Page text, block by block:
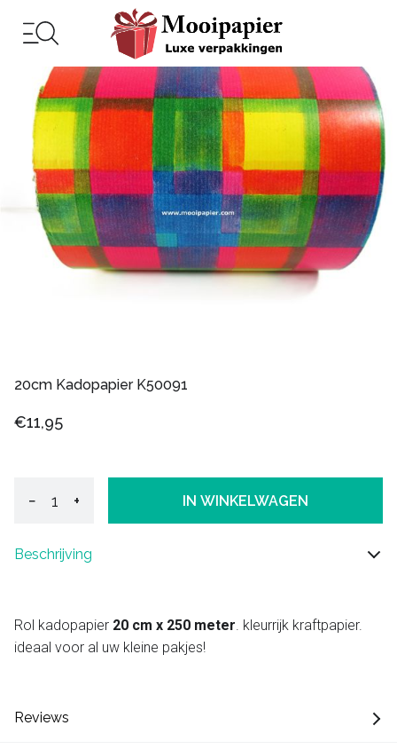
20cm Kadopapier K50091
€11,95
− + IN WINKELWAGEN
Beschrijving
Rol kadopapier 20 cm x 250 meter. kleurrijk kraftpapier.
ideaal voor al uw kleine pakjes!
Reviews